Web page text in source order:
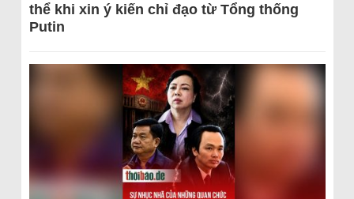
thể khi xin ý kiến chỉ đạo từ Tổng thống
Putin